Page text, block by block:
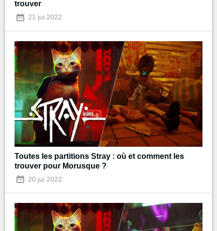
trouver
21 jui 2022
Toutes les partitions Stray : où et comment les
trouver pour Morusque ?
20 jui 2022